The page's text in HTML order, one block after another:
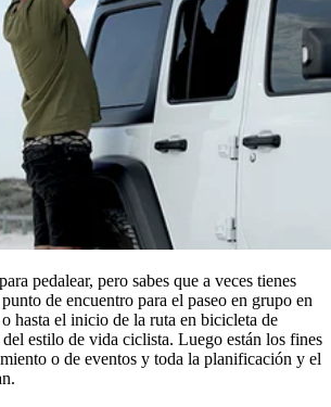
pedalear, pero sabes que a veces tienes
de encuentro para el paseo en grupo en
hasta el inicio de la ruta en bicicleta de
estilo de vida ciclista. Luego están los fines
o de eventos y toda la planificación y el